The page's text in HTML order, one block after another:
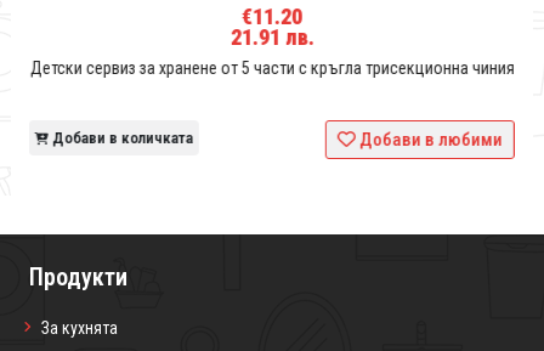
€11.20
21.91 лв.
Детски сервиз за хранене от 5 части с кръгла трисекционна чиния
Добави в количката Добави в любими
Продукти
За кухнята